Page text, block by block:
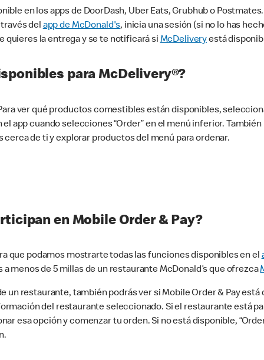
en los apps de DoorDash, Uber Eats, Grubhub o
través del app de McDonald's, inicia una sesión (si no lo has
quieres la entrega y se te notificará si McDeliveryestá
para McDelivery®?
ver qué productos comestibles están disponibles,
app cuando selecciones “Order” en el menú inferior.
cerca de ti y explorar productos del menú para ordenar.
en Mobile Order & Pay?
que podamos mostrarte todas las funciones disponibles en el
menos de 5 millas de un restaurante McDonald’s que ofrezca
un restaurante, también podrás ver si Mobile Order & Pay
del restaurante seleccionado. Si el restaurante está
esa opción y comenzar tu orden. Si no está disponible,